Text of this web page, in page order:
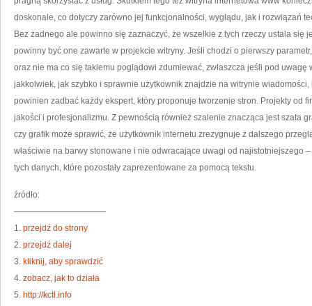
doskonale, co dotyczy zarówno jej funkcjonalności, wyglądu, jak i rozwiązań
Bez żadnego ale powinno się zaznaczyć, że wszelkie z tych rzeczy ustala się
powinny być one zawarte w projekcie witryny. Jeśli chodzi o pierwszy
oraz nie ma co się takiemu poglądowi zdumiewać, zwłaszcza jeśli pod uwagę
jakkolwiek, jak szybko i sprawnie użytkownik znajdzie na witrynie
powinien zadbać każdy ekspert, który proponuje tworzenie stron. Projekty od
jakości i profesjonalizmu. Z pewnością również szalenie znacząca jest szata
czy grafik może sprawić, że użytkownik internetu zrezygnuje z dalszego
właściwie na barwy stonowane i nie odwracające uwagi od najistotniejszego
tych danych, które pozostały zaprezentowane za pomocą tekstu.
źródło:
———————————
1. przejdź do strony
2. przejdź dalej
3. kliknij, aby sprawdzić
4. zobacz, jak to działa
5. http://kctl.info